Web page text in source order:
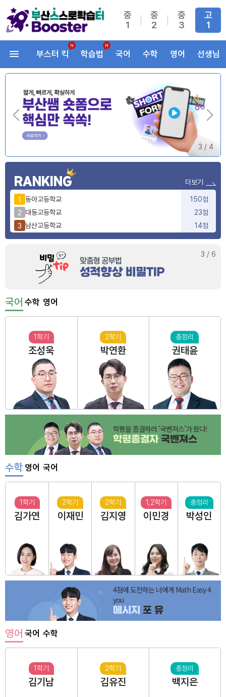
중
1
중
2
중
3
고
1
부스터 킥 학습법 국어 수학 영어 선생님
3 / 4
RANKING 더보기
1 동아고등학교
150점
2 대동고등학교
23점
3 남산고등학교
14점
4 사상고등학교
9점
부산동여자고등학교 6점
3 / 6
국어 수학 영어
1학기
조성욱
2학기
박연환
총정리
권태윤
학평을 종결하러 '국벤져스'가 왔다!
학평종결자국벤져스
수학 영어 국어
1학기
김가연
2학기
이재민
2학기
김지영
1,2학기
이민경
총정리
박성인
4점에 도전하는 너에게 Math Easy 4
you
메시지 포 유
영어 국어 수학
1학기
김기남
2학기
김유진
총정리
백지은